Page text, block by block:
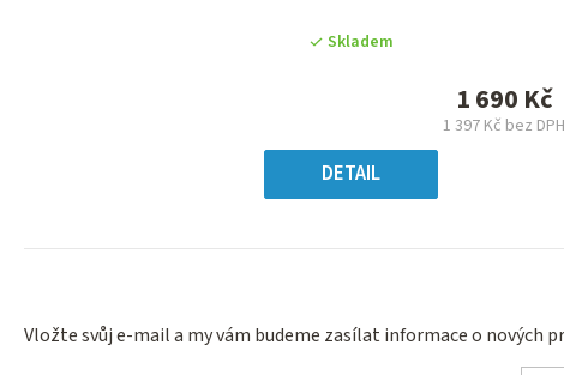
produktu
hvězdiček.
Skladem
1 690 Kč
1 397 Kč bez DPH
DETAIL
Vložte svůj e-mail a my vám budeme zasílat informace o nových